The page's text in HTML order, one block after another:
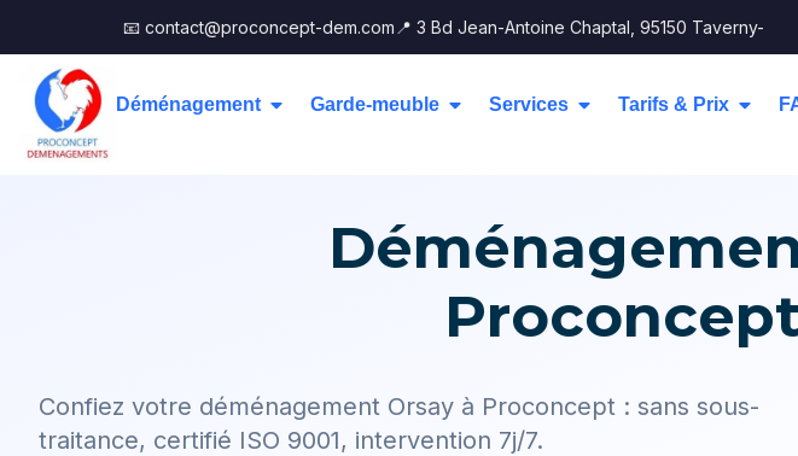
📧 contact@proconcept-dem.com 📍 3 Bd Jean-Antoine Chaptal, 95150 Taverny-
Déménagement Garde-meuble Services Tarifs & Prix
Confiez votre déménagement Orsay à Proconcept : sans sous-
traitance, certifié ISO 9001, intervention 7j/7.